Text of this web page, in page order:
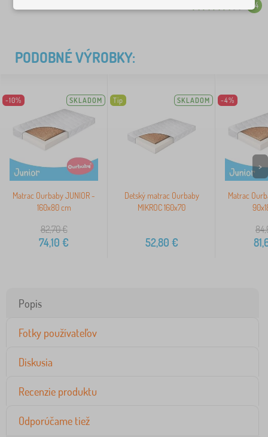
4.4
PODOBNÉ VÝROBKY:
-10% SKLADOM
Matrac Ourbaby JUNIOR -
160x80 cm
82,70€
74,10 €
Tip SKLADOM
Detský matrac Ourbaby
MIKROC 160x70
52,80 €
-4%
Matrac
>
Popis
Fotky používateľov
Diskusia
Recenzie produktu
Odporúčame tiež